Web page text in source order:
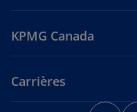
KPMG Canada
Carrières